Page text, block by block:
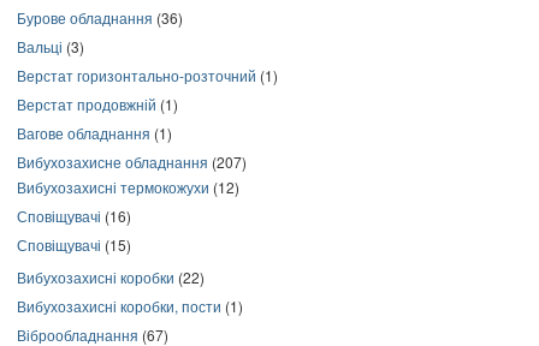
Бурове обладнання (36)
Вальці (3)
Верстат горизонтально-розточний (1)
Верстат продовжній (1)
Вагове обладнання (1)
Вибухозахисне обладнання (207)
Вибухозахисні термокожухи (12)
Сповіщувачі (16)
Сповіщувачі (15)
Вибухозахисні коробки (22)
Вибухозахисні коробки, пости (1)
Віброобладнання (67)